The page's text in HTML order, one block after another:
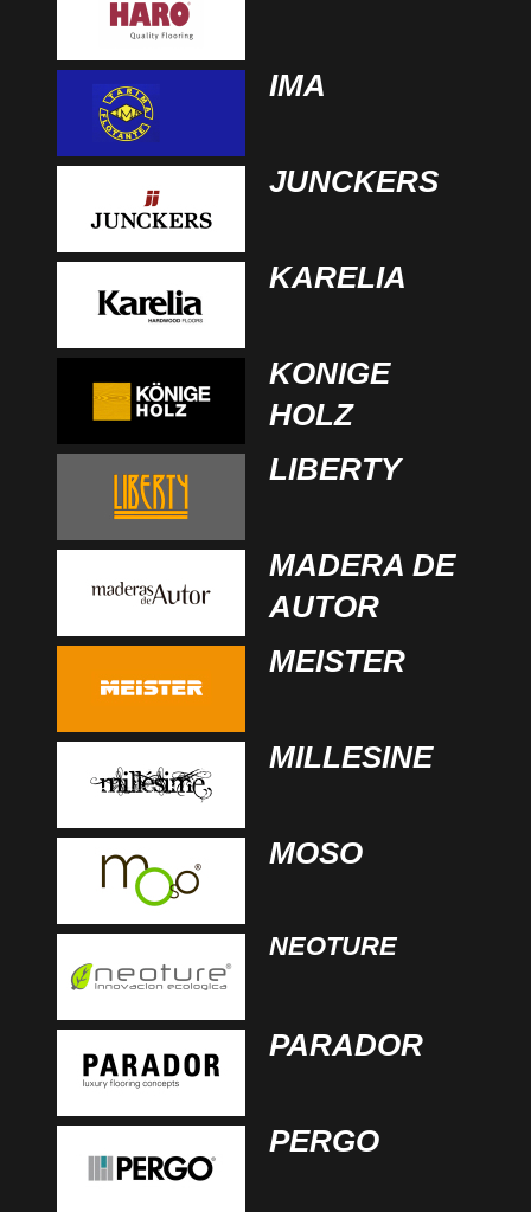
IMA
JUNCKERS
KARELIA
KONIGE
HOLZ
LIBERTY
MADERA DE
AUTOR
MEISTER
MILLESINE
MOSO
NEOTURE
PARADOR
PERGO